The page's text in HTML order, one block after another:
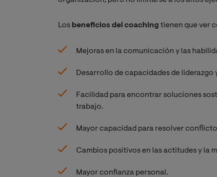
Los beneficios del coaching tienen que ver
Mejoras en la comunicación y las
Desarrollo de capacidades de liderazgo
Facilidad para encontrar soluciones
trabajo.
Mayor capacidad para resolver
Cambios positivos en las actitudes y la
Mayor confianza personal.